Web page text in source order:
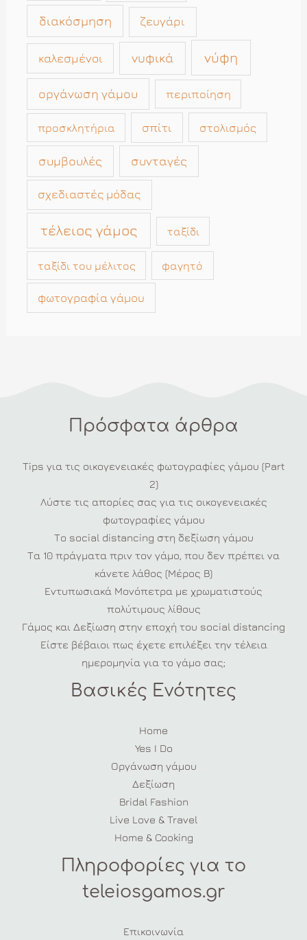
διακόσμηση ζευγάρι
καλεσμένοι νυφικά νύφη
οργάνωση γάμου περιποίηση
προσκλητήρια σπίτι στολισμός
συμβουλές συνταγές
σχεδιαστές μόδας
τέλειος γάμος ταξίδι
ταξίδι του μέλιτος φαγητό
φωτογραφία γάμου
Πρόσφατα άρθρα
Tips για τις οικογενειακές φωτογραφίες γάμου (Part
2)
Λύστε τις απορίες σας για τις οικογενειακές
φωτογραφίες γάμου
Το social distancing στη δεξίωση γάμου
Τα 10 πράγματα πριν τον γάμο, που δεν πρέπει να
κάνετε λάθος (Μέρος Β)
Εντυπωσιακά Μονόπετρα με χρωματιστούς
πολύτιμους λίθους
Γάμος και Δεξίωση στην εποχή του social distancing
Είστε βέβαιοι πως έχετε επιλέξει την τέλεια
ημερομηνία για το γάμο σας;
Βασικές Ενότητες
Home
Yes I Do
Οργάνωση γάμου
Δεξίωση
Bridal Fashion
Live Love & Travel
Home & Cooking
Πληροφορίες για το
teleiosgamos.gr
Επικοινωνία